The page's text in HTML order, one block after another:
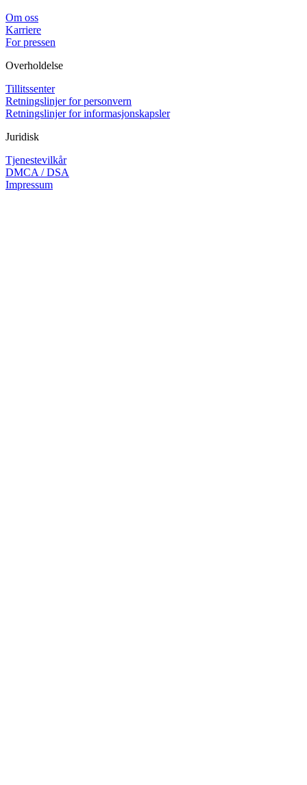
Om oss
Karriere
For pressen
Overholdelse
Tillitssenter
Retningslinjer for personvern
Retningslinjer for informasjonskapsler
Juridisk
Tjenestevilkår
DMCA / DSA
Impressum